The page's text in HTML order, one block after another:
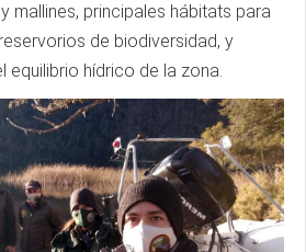
mallines, principales hábitats para
de biodiversidad, y
equilibrio hídrico de la zona.